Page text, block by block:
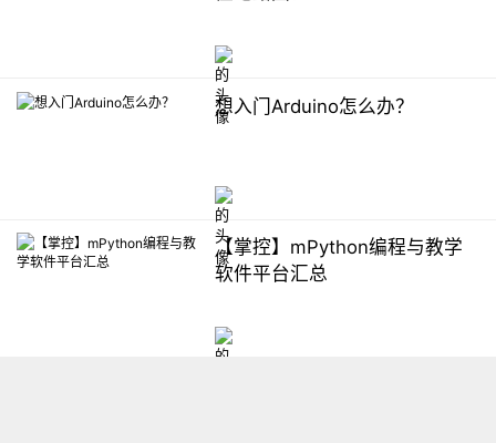
想入门Arduino怎么办？
【掌控】mPython编程与教学
软件平台汇总